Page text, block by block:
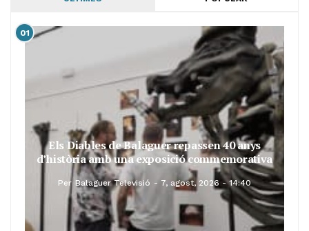
01
Els Diables de Balaguer repassen 40 anys
d’història amb una exposició commemorativa
Per Balaguer Televisió 7, agost, 2026 - 14:40